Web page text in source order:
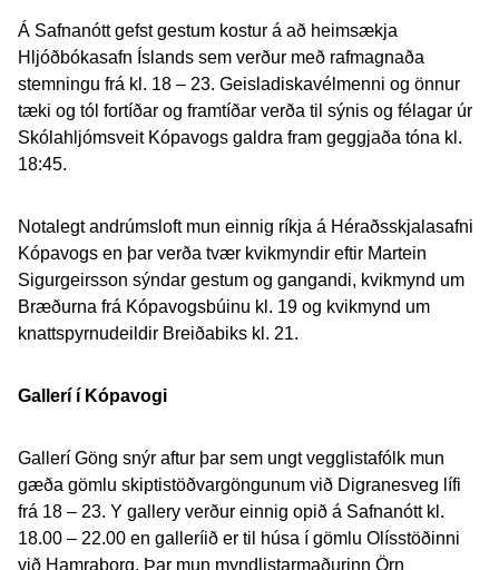
Á Safnanótt gefst gestum kostur á að heimsækja
Hljóðbókasafn Íslands sem verður með rafmagnaða
stemningu frá kl. 18 – 23. Geisladiskavélmenni og önnur
tæki og tól fortíðar og framtíðar verða til sýnis og félagar úr
Skólahljómsveit Kópavogs galdra fram geggjaða tóna kl.
18:45.
Notalegt andrúmsloft mun einnig ríkja á Héraðsskjalasafni
Kópavogs en þar verða tvær kvikmyndir eftir Martein
Sigurgeirsson sýndar gestum og gangandi, kvikmynd um
Bræðurna frá Kópavogsbúinu kl. 19 og kvikmynd um
knattspyrnudeildir Breiðabiks kl. 21.
Gallerí í Kópavogi
Gallerí Göng snýr aftur þar sem ungt vegglistafólk mun
gæða gömlu skiptistöðvargöngunum við Digranesveg lífi
frá 18 – 23. Y gallery verður einnig opið á Safnanótt kl.
18.00 – 22.00 en galleríið er til húsa í gömlu Olísstöðinni
við Hamraborg. Þar mun myndlistarmaðurinn Örn